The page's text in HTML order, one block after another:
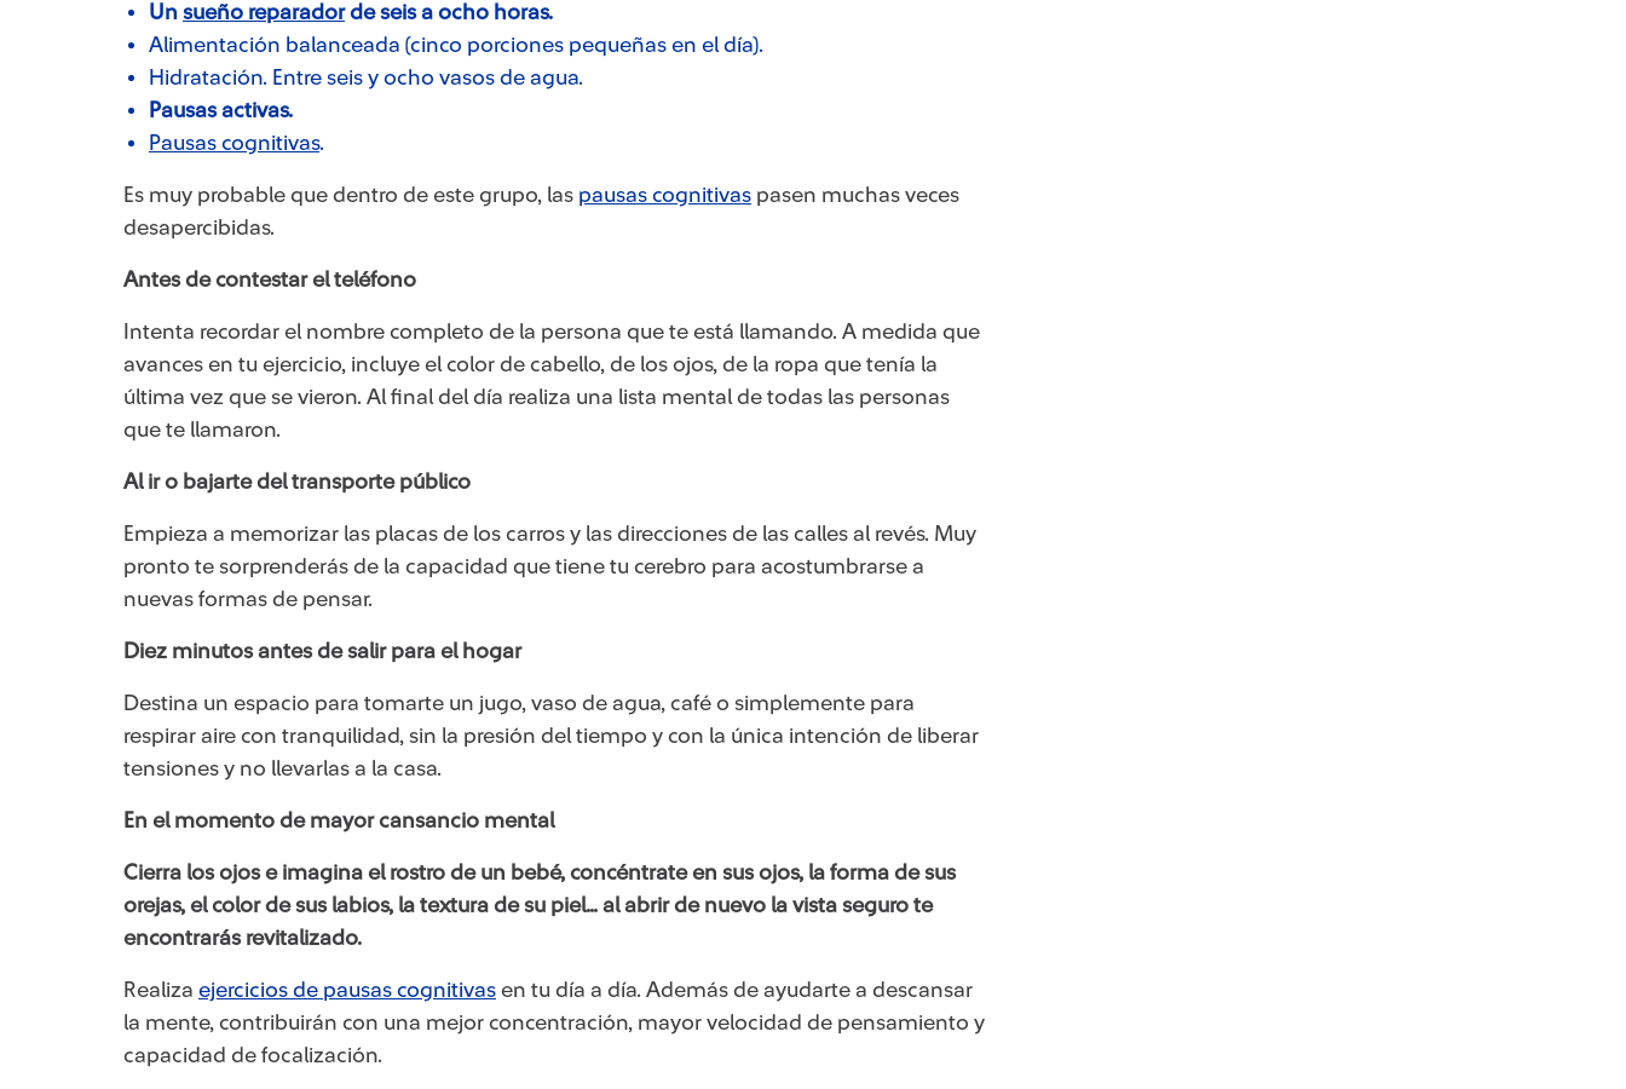
Un sueño reparadorde seis a ocho horas.
Alimentación balanceada (cinco porciones pequeñas en el día).
Hidratación. Entre seis y ocho vasos de agua.
Pausas activas.
Pausas cognitivas.
Es muy probable que dentro de este grupo, las pausas cognitivas pasen muchas veces
desapercibidas.
Antes de contestar el teléfono
Intenta recordar el nombre completo de la persona que te está llamando. A medida que
avances en tu ejercicio, incluye el color de cabello, de los ojos, de la ropa que tenía la
última vez que se vieron. Al final del día realiza una lista mental de todas las personas
que te llamaron.
Al ir o bajarte del transporte público
Empieza a memorizar las placas de los carros y las direcciones de las calles al revés. Muy
pronto te sorprenderás de la capacidad que tiene tu cerebro para acostumbrarse a
nuevas formas de pensar.
Diez minutos antes de salir para el hogar
Destina un espacio para tomarte un jugo, vaso de agua, café o simplemente para
respirar aire con tranquilidad, sin la presión del tiempo y con la única intención de liberar
tensiones y no llevarlas a la casa.
En el momento de mayor cansancio mental
Cierra los ojos e imagina el rostro de un bebé, concéntrate en sus ojos, la forma de sus
orejas, el color de sus labios, la textura de su piel… al abrir de nuevo la vista seguro te
encontrarás revitalizado.
Realiza ejercicios de pausas cognitivas​ en tu día a día. Además de ayudarte a descansar
la mente, contribuirán con una mejor concentración, mayor velocidad de pensamiento y
capacidad de focalización.